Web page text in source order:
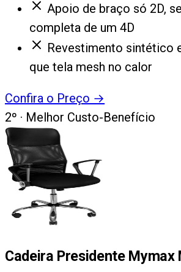
Apoio de braço só 2D,
completa de um 4D
Revestimento sintético
que tela mesh no calor
Confira o Preço →
2º · Melhor Custo-Benefício
Cadeira Presidente Mymax